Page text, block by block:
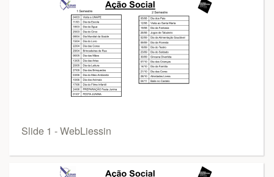
Slide 1 - WebLiessin